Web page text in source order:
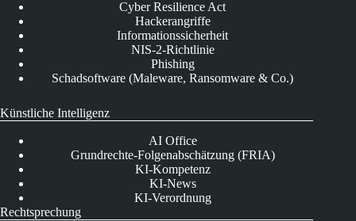
Cyber Resilience Act
Hackerangriffe
Informationssicherheit
NIS-2-Richtlinie
Phishing
Schadsoftware (Maleware, Ransomware & Co.)
Künstliche Intelligenz
AI Office
Grundrechte-Folgenabschätzung (FRIA)
KI-Kompetenz
KI-News
KI-Verordnung
Rechtsprechung